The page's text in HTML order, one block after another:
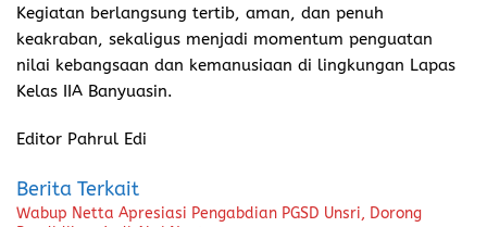
Kegiatan berlangsung tertib, aman, dan penuh
keakraban, sekaligus menjadi momentum penguatan
nilai kebangsaan dan kemanusiaan di lingkungan Lapas
Kelas IIA Banyuasin.
Editor Pahrul Edi
Berita Terkait
Wabup Netta Apresiasi Pengabdian PGSD Unsri, Dorong